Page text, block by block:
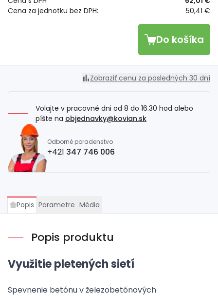
Cena za jednotku bez DPH: 50,41 €
Do košíka
Zobraziť cenu za posledných 30 dní
Volajte v pracovné dni od 8 do 16.30 hod alebo
píšte na objednavky@kovian.sk
Odborné poradenstvo
+421 347 746 006
Popis Parametre Média
Popis produktu
Využitie pletených sietí
Spevnenie betónu v železobetónových